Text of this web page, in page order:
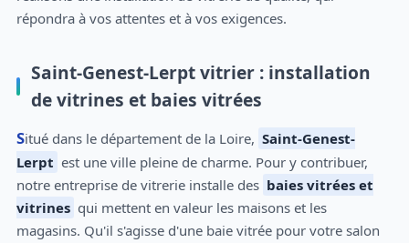
répondra à vos attentes et à vos exigences.
Saint-Genest-Lerpt vitrier : installation
de vitrines et baies vitrées
Situé dans le département de la Loire, Saint-Genest-
Lerpt est une ville pleine de charme. Pour y contribuer,
notre entreprise de vitrerie installe des baies vitrées et
vitrines qui mettent en valeur les maisons et les
magasins. Qu'il s'agisse d'une baie vitrée pour votre salon